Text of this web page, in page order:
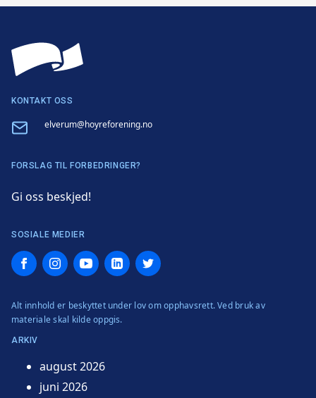
KONTAKT OSS
Email elverum@hoyreforening.no
FORSLAG TIL FORBEDRINGER?
Gi oss beskjed!
SOSIALE MEDIER
FacebookInstagramYouTubeLinkedInTwitter
Alt innhold er beskyttet under lov om opphavsrett. Ved bruk av
materiale skal kilde oppgis.
ARKIV
august 2026
juni 2026